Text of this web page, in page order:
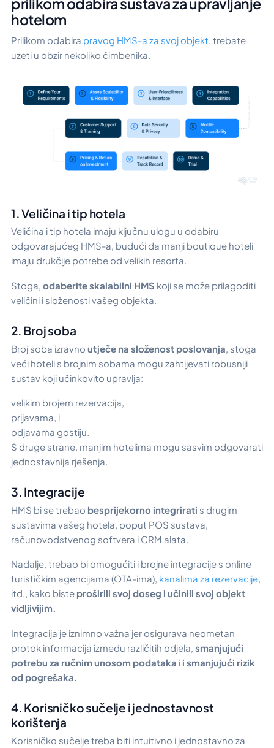
hotelom
Prilikom odabira pravog HMS-a za svoj objekt, trebate
uzeti u obzir nekoliko čimbenika.
1. Veličina i tip hotela
Veličina i tip hotela imaju ključnu ulogu u odabiru
odgovarajućeg HMS-a, budući da manji boutique hoteli
imaju drukčije potrebe od velikih resorta.
Stoga, odaberite skalabilni HMS koji se može prilagoditi
veličini i složenosti vašeg objekta.
2. Broj soba
Broj soba izravno utječe na složenost poslovanja , stoga
veći hoteli s brojnim sobama mogu zahtijevati robusniji
sustav koji učinkovito upravlja:
velikim brojem rezervacija,
prijavama, i
odjavama gostiju.
S druge strane, manjim hotelima mogu sasvim odgovarati
jednostavnija rješenja.
3. Integracije
HMS bi se trebao besprijekorno integrirati s drugim
sustavima vašeg hotela, poput POS sustava,
računovodstvenog softvera i CRM alata.
Nadalje, trebao bi omogućiti i brojne integracije s online
turističkim agencijama (OTA-ima), kanalima za rezervacije,
itd., kako biste proširili svoj doseg i učinili svoj objekt
vidljivijim.
Integracija je iznimno važna jer osigurava neometan
protok informacija između različitih odjela, smanjujući
potrebu za ručnim unosom podataka i i smanjujući rizik
od pogrešaka.
4. Korisničko sučelje i jednostavnost
korištenja
Korisničko sučelje treba biti intuitivno i jednostavno za